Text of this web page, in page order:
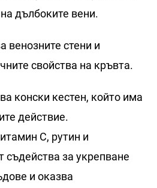
дълбоките вени.
венозните стени и
свойства на кръвта.
конски кестен, който има
действие.
С, рутин и
за укрепване
и оказва